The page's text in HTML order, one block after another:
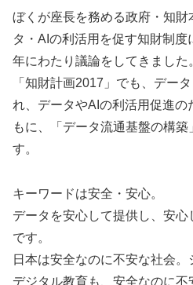
ぼくが座長を務める政府・知
タ・AIの利活用を促す知財制度
年にわたり議論をしてきました
「知財計画2017」でも、デー
れ、データやAIの利活用促進の
もに、「データ流通基盤の構
す。
キーワードは安全・安心。
データを安心して提供し、安
です。
日本は安全なのに不安な社会
デジタル教育も、安全なのに不